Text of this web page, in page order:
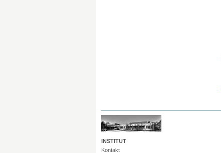
INSTITUT
Kontakt